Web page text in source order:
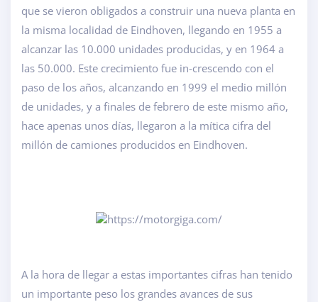
que se vieron obligados a construir una nueva planta en
la misma localidad de Eindhoven, llegando en 1955 a
alcanzar las 10.000 unidades producidas, y en 1964 a
las 50.000. Este crecimiento fue in-crescendo con el
paso de los años, alcanzando en 1999 el medio millón
de unidades, y a finales de febrero de este mismo año,
hace apenas unos días, llegaron a la mítica cifra del
millón de camiones producidos en Eindhoven.
A la hora de llegar a estas importantes cifras han tenido
un importante peso los grandes avances de sus